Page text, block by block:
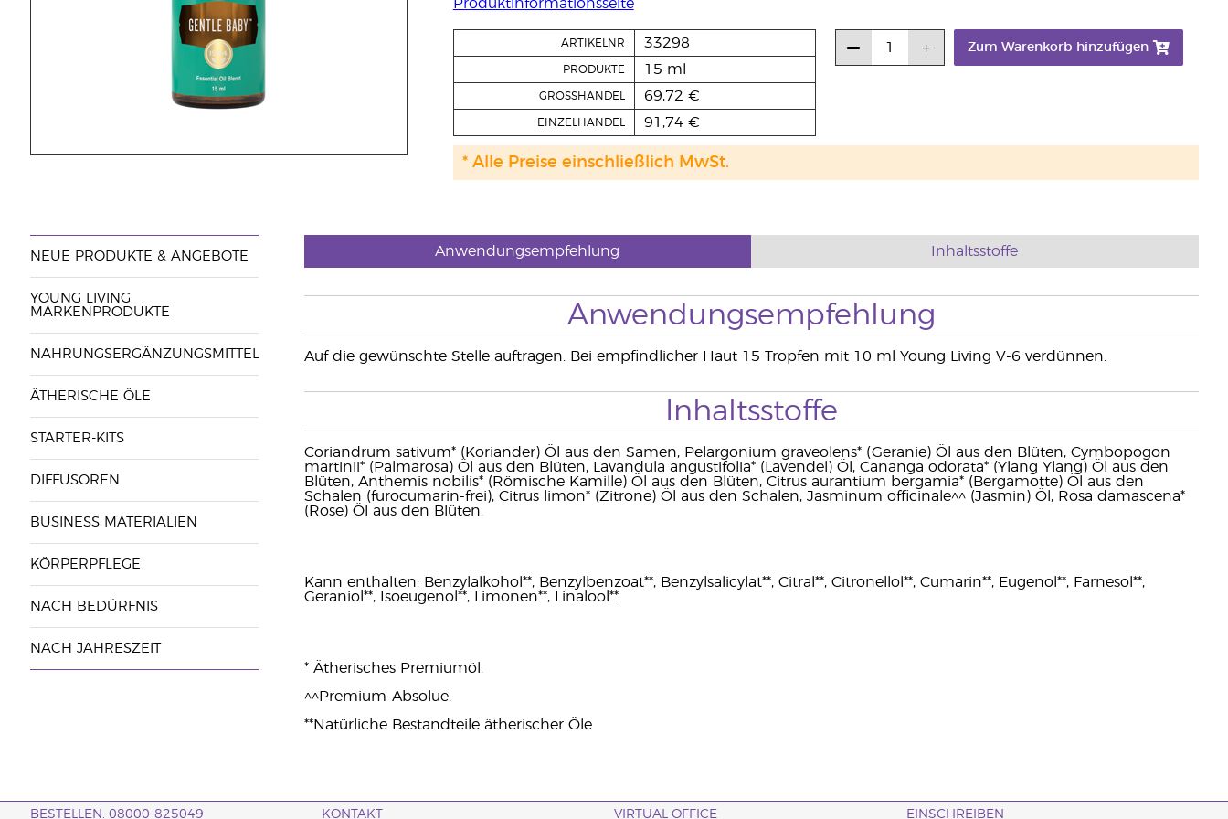
Produktinformationsseite
ARTIKELNR 33298
PRODUKTE 15 ml
GROSSHANDEL 69,72 €
EINZELHANDEL 91,74 €
Zum Warenkorb hinzufügen
* Alle Preise einschließlich MwSt.
NEUE PRODUKTE & ANGEBOTE
YOUNG LIVING
MARKENPRODUKTE
NAHRUNGSERGÄNZUNGSMITTEL
ÄTHERISCHE ÖLE
STARTER-KITS
DIFFUSOREN
BUSINESS MATERIALIEN
KÖRPERPFLEGE
NACH BEDÜRFNIS
NACH JAHRESZEIT
Anwendungsempfehlung Inhaltsstoffe
Anwendungsempfehlung
Auf die gewünschte Stelle auftragen. Bei empfindlicher Haut 15 Tropfen mit 10 ml Young Living V-6 verdünnen.
Inhaltsstoffe
Coriandrum sativum* (Koriander) Öl aus den Samen, Pelargonium graveolens* (Geranie) Öl aus den Blüten, Cymbopogon
martinii* (Palmarosa) Öl aus den Blüten, Lavandula angustifolia* (Lavendel) Öl, Cananga odorata* (Ylang Ylang) Öl aus den
Blüten, Anthemis nobilis* (Römische Kamille) Öl aus den Blüten, Citrus aurantium bergamia* (Bergamotte) Öl aus den
Schalen (furocumarin-frei), Citrus limon* (Zitrone) Öl aus den Schalen, Jasminum officinale^^ (Jasmin) Öl, Rosa damascena*
(Rose) Öl aus den Blüten.
Kann enthalten: Benzylalkohol**, Benzylbenzoat**, Benzylsalicylat**, Citral**, Citronellol**, Cumarin**, Eugenol**, Farnesol**,
Geraniol**, Isoeugenol**, Limonen**, Linalool**.
* Ätherisches Premiumöl.
^^Premium-Absolue.
**Natürliche Bestandteile ätherischer Öle
BESTELLEN: 08000-825049 KONTAKT VIRTUAL OFFICE EINSCHREIBEN